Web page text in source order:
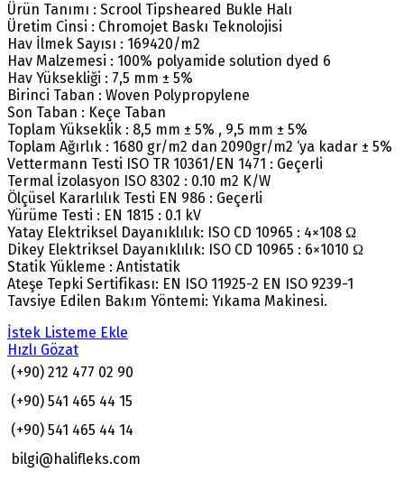
Ürün Tanımı : Scrool Tipsheared Bukle Halı
Üretim Cinsi : Chromojet Baskı Teknolojisi
Hav İlmek Sayısı : 169420/m2
Hav Malzemesi : 100% polyamide solution dyed 6
Hav Yüksekliği : 7,5 mm ± 5%
Birinci Taban : Woven Polypropylene
Son Taban : Keçe Taban
Toplam Yükseklik : 8,5 mm ± 5% , 9,5 mm ± 5%
Toplam Ağırlık : 1680 gr/m2 dan 2090gr/m2 ‘ya kadar ± 5%
Vettermann Testi ISO TR 10361/EN 1471 : Geçerli
Termal İzolasyon ISO 8302 : 0.10 m2 K/W
Ölçüsel Kararlılık Testi EN 986 : Geçerli
Yürüme Testi : EN 1815 : 0.1 kV
Yatay Elektriksel Dayanıklılık: ISO CD 10965 : 4×108 Ω
Dikey Elektriksel Dayanıklılık: ISO CD 10965 : 6×1010 Ω
Statik Yükleme : Antistatik
Ateşe Tepki Sertifikası: EN ISO 11925-2 EN ISO 9239-1
Tavsiye Edilen Bakım Yöntemi: Yıkama Makinesi.
İstek Listeme Ekle
Hızlı Gözat
(+90) 212 477 02 90
(+90) 541 465 44 15
(+90) 541 465 44 14
bilgi@halifleks.com